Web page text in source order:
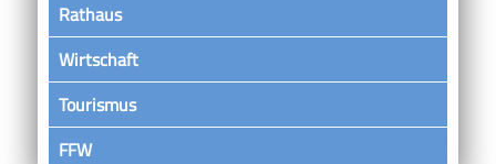
Rathaus
Wirtschaft
Tourismus
FFW